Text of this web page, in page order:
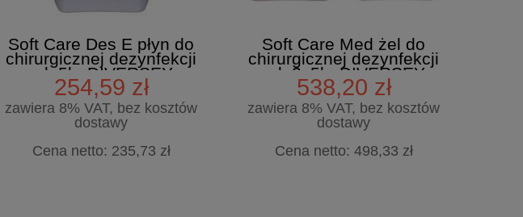
Soft Care Des E płyn do
chirurgicznej dezynfekcji
rąk 5l - DIVERSEY
254,59 zł
zawiera 8% VAT, bez kosztów
dostawy
Cena netto: 235,73 zł
Soft Care Med żel do
chirurgicznej dezynfekcji
rąk 2x5l - DIVERSEY
538,20 zł
zawiera 8% VAT, bez kosztów
dostawy
Cena netto: 498,33 zł